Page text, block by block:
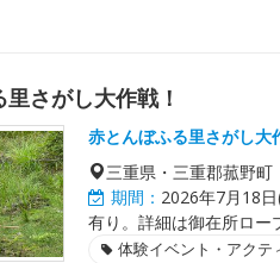
さがし大作戦！
赤とんぼふる里さがし大
三重県・三重郡菰野町
期間： 2026年7月18
有り。詳細は御在所ロー
体験イベント・アクテ